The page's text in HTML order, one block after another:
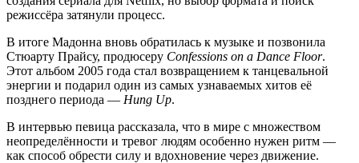
режиссёра затянули процесс.
В итоге Мадонна вновь обратилась к музыке и позвонила
Стюарту Прайсу, продюсеру Confessions on a Dance Floor.
Этот альбом 2005 года стал возвращением к танцевальной
энергии и подарил один из самых узнаваемых хитов её
позднего периода — Hung Up.
В интервью певица рассказала, что в мире с множеством
неопределённости и тревог людям особенно нужен ритм —
как способ обрести силу и вдохновение через движение.